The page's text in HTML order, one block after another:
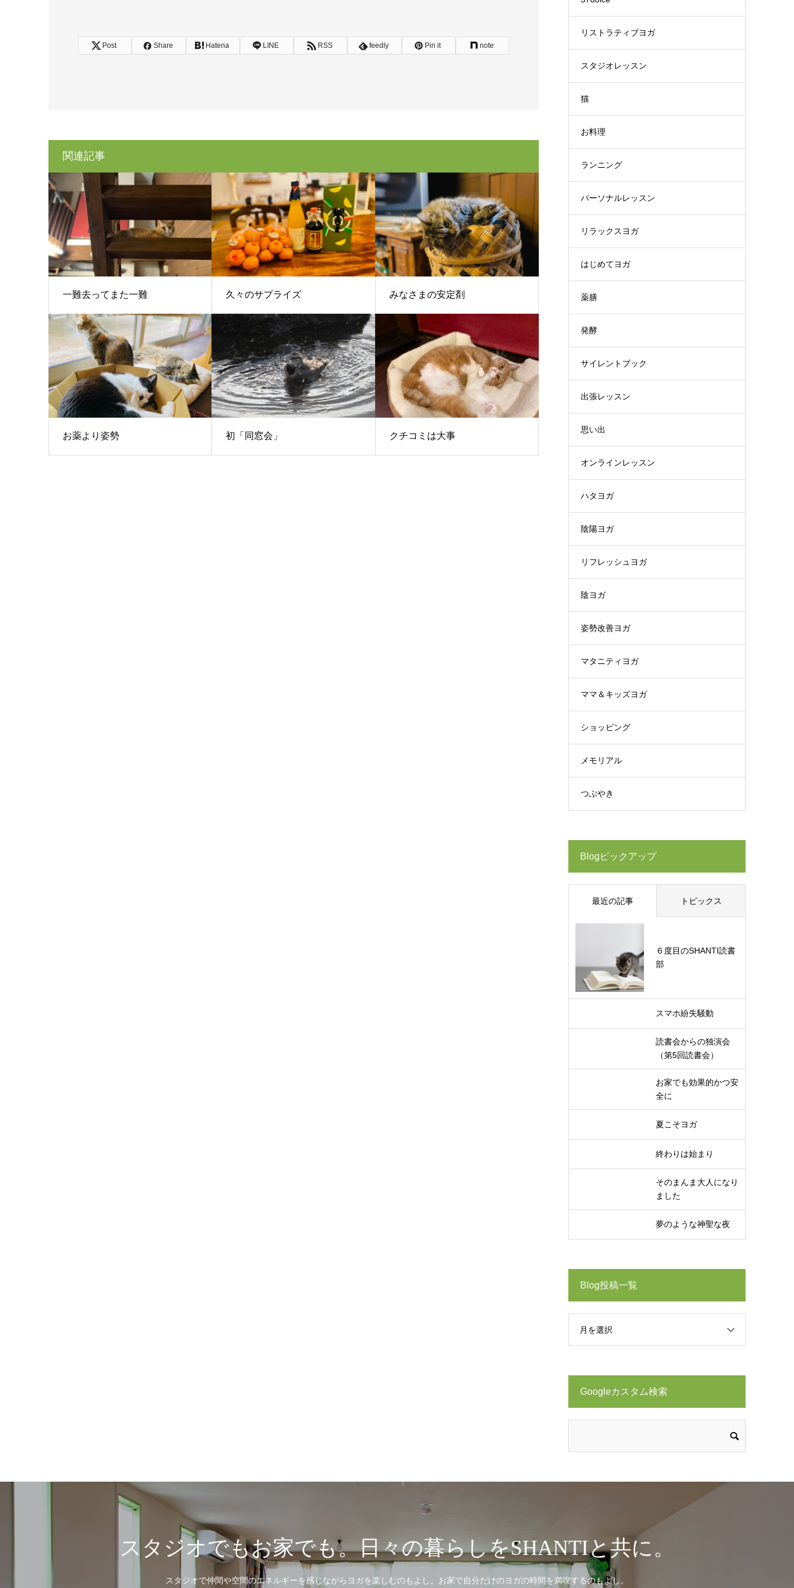
Post Share Hatena LINE RSS feedly Pin it note
関連記事
一難去ってまた一難 久々のサプライズ みなさまの安定剤
お薬より姿勢 初「同窓会」 クチコミは大事
リストラティブヨガ
スタジオレッスン
猫
お料理
ランニング
パーソナルレッスン
リラックスヨガ
はじめてヨガ
薬膳
発酵
サイレントブック
出張レッスン
思い出
オンラインレッスン
ハタヨガ
陰陽ヨガ
リフレッシュヨガ
陰ヨガ
姿勢改善ヨガ
マタニティヨガ
ママ＆キッズヨガ
ショッピング
メモリアル
つぶやき
Blogピックアップ
最近の記事 トピックス
６度目のSHANTI読書
部
スマホ紛失騒動
読書会からの独演会
（第5回読書会）
お家でも効果的かつ安
全に
夏こそヨガ
終わりは始まり
そのまんま大人になり
ました
夢のような神聖な夜
Blog投稿一覧
月を選択
Googleカスタム検索
スタジオでもお家でも。日々の暮らしをSHANTIと共に。
スタジオで仲間や空間のエネルギーを感じながらヨガを楽しむのもよし。お家で自分だけのヨガの時間を満喫するのもよし。